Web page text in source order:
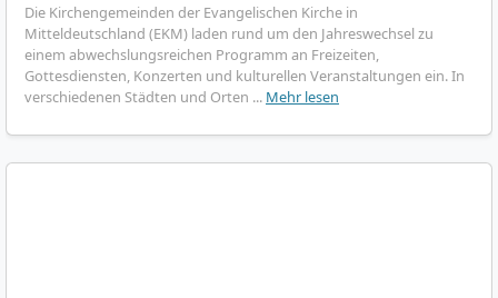
Die Kirchengemeinden der Evangelischen Kirche in
Mitteldeutschland (EKM) laden rund um den Jahreswechsel zu
einem abwechslungsreichen Programm an Freizeiten,
Gottesdiensten, Konzerten und kulturellen Veranstaltungen ein. In
verschiedenen Städten und Orten ... Mehr lesen